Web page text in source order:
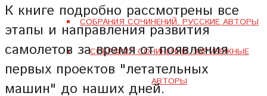
СОБРАНИЯ СОЧИНЕНИЙ. РУССКИЕ АВТОРЫ
СОБРАНИЯ СОЧИНЕНИЙ. ЗАРУБЕЖНЫЕ
АВТОРЫ
К книге подробно рассмотрены все
этапы и направления развития
самолетов за время от появления
первых проектов "летательных
машин" до наших дней.